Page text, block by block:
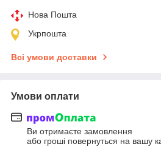
Нова Пошта
Укрпошта
Всі умови доставки
Умови оплати
Ви отримаєте замовлення
або гроші повернуться на вашу